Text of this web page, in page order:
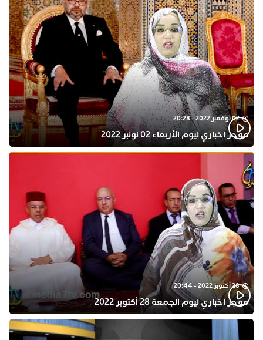
02 نوفمبر 2022 - 20:28
موجز اخباري ليوم الأربعاء 02 نونبر 2022
28 أكتوبر 2022 - 20:44
موجز اخباري ليوم الجمعة 28 أكتوبر 2022